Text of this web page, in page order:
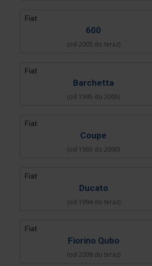
Fiat
600
(od 2005 do teraz)
Fiat
Barchetta
(od 1995 do 2005)
Fiat
Coupe
(od 1993 do 2000)
Fiat
Ducato
(od 1994 do teraz)
Fiat
Fiorino Qubo
(od 2008 do teraz)